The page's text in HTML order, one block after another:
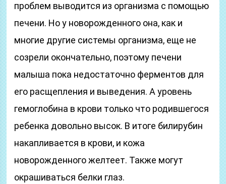
проблем выводится из организма с помощью
печени. Но у новорожденного она, как и
многие другие системы организма, еще не
созрели окончательно, поэтому печени
малыша пока недостаточно ферментов для
его расщепления и выведения. А уровень
гемоглобина в крови только что родившегося
ребенка довольно высок. В итоге билирубин
накапливается в крови, и кожа
новорожденного желтеет. Также могут
окрашиваться белки глаз.